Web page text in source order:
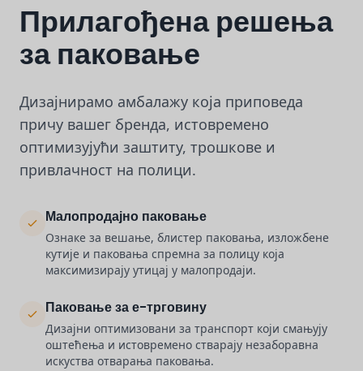
Прилагођена решења
за паковање
Дизајнирамо амбалажу која приповеда
причу вашег бренда, истовремено
оптимизујући заштиту, трошкове и
привлачност на полици.
Малопродајно паковање
Ознаке за вешање, блистер паковања, изложбене
кутије и паковања спремна за полицу која
максимизирају утицај у малопродаји.
Паковање за е-трговину
Дизајни оптимизовани за транспорт који смањују
оштећења и истовремено стварају незаборавна
искуства отварања паковања.